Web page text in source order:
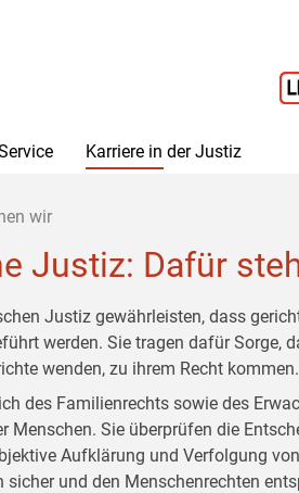
Karriere in der Justiz
wir
Justiz: Dafür
Justiz gewährleisten, dass
werden. Sie tragen dafür Sorge,
wenden, zu ihrem Recht kommen.
des Familienrechts sowie des
Menschen. Sie überprüfen die
Aufklärung und Verfolgung
und den Menschenrechten